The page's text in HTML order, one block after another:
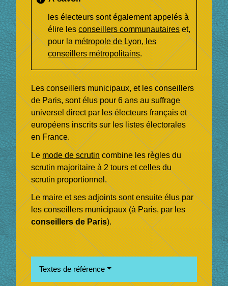
les électeurs sont également appelés à
élire lesconseillers communautaireset,
pour lamétropole de Lyon, les
conseillers métropolitains.
Les conseillers municipaux, et les conseillers
de Paris, sont élus pour 6 ans au suffrage
universel direct par les électeurs français et
européens inscrits sur les listes électorales
en France.
Lemode de scrutincombine les règles du
scrutin majoritaire à 2 tours et celles du
scrutin proportionnel.
Le maire et ses adjoints sont ensuite élus par
les conseillers municipaux (à Paris, par les
conseillers de Paris).
Textes de référence